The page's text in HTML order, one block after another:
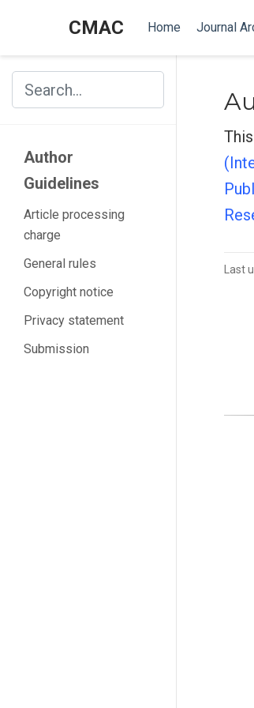
CMAC Home Journal
Author
Guidelines
Article processing
charge
General rules
Copyright notice
Privacy statement
Submission
Last